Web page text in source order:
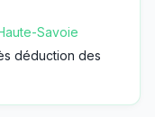
Savoie
déduction des